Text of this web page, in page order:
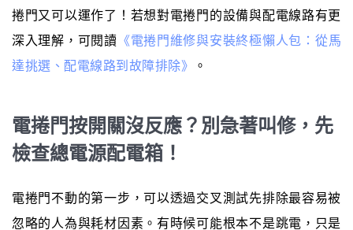
捲門又可以運作了！若想對電捲門的設備與配電線路有更
深入理解，可閱讀 《電捲門維修與安裝終極懶人包：從馬
達挑選、配電線路到故障排除》
。
電捲門按開關沒反應？別急著叫修，先
檢查總電源配電箱！
電捲門不動的第一步，可以透過交叉測試先排除最容易被
忽略的人為與耗材因素。有時候可能根本不是跳電，只是